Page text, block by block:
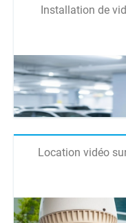
Installation de
Location vidéo